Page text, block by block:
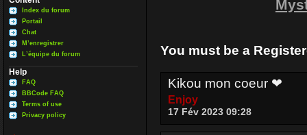
Index du forum
Portail
Chat
M’enregistrer
L’équipe du forum
Help
FAQ
BBCode FAQ
Terms of use
Privacy policy
You must be a
Kikou mon coeur ❤
Enjoy
17 Fév 2023 09:28